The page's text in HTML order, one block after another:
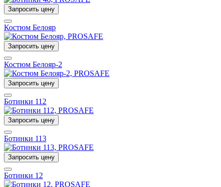
Запросить цену
Костюм Белояр
Запросить цену
Костюм Белояр-2
Запросить цену
Ботинки 112
Запросить цену
Ботинки 113
Запросить цену
Ботинки 12